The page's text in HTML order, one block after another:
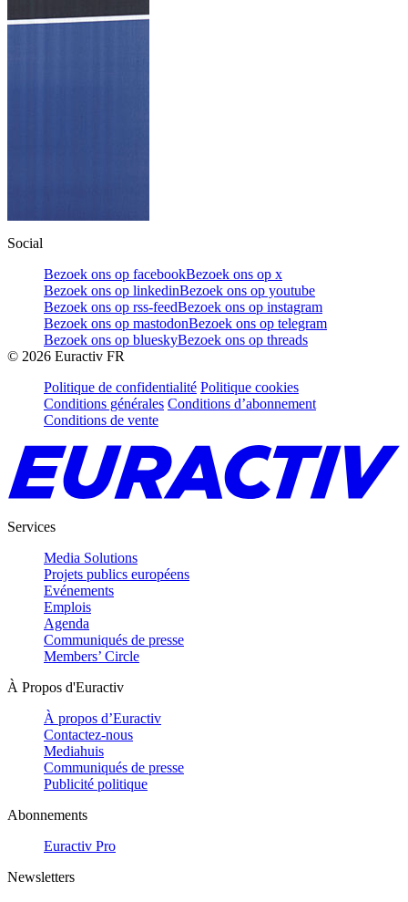
Social
Bezoek ons op facebookBezoek ons op x
Bezoek ons op linkedinBezoek ons op youtube
Bezoek ons op rss-feedBezoek ons op instagram
Bezoek ons op mastodonBezoek ons op telegram
Bezoek ons op blueskyBezoek ons op threads
© 2026 Euractiv FR
Politique de confidentialité Politique cookies
Conditions générales Conditions d’abonnement
Conditions de vente
Services
Media Solutions
Projets publics européens
Evénements
Emplois
Agenda
Communiqués de presse
Members’ Circle
À Propos d'Euractiv
À propos d’Euractiv
Contactez-nous
Mediahuis
Communiqués de presse
Publicité politique
Abonnements
Euractiv Pro
Newsletters